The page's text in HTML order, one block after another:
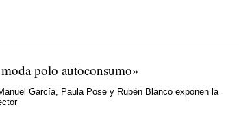
polo autoconsumo»
García, Paula Pose y Rubén Blanco exponen la